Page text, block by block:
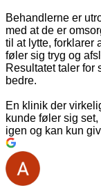
Behandlerne er
med at de er
til at lytte, forklarer
føler sig tryg og
Resultatet taler for
bedre.
En klinik der
kunde føler sig
igen og kan kun